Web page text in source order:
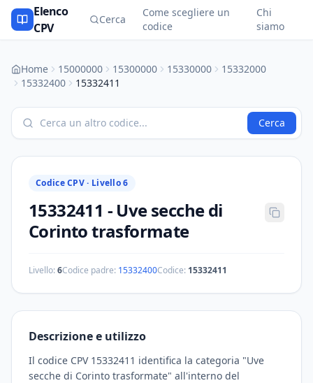
Elenco
CPV
Cerca
Come scegliere un
codice
Chi
siamo
Home 15000000 15300000 15330000
15332000
15332400
15332411
Cerca
Codice CPV · Livello 6
15332411 - Uve secche di
Corinto trasformate
Livello:6Codice padre: 15332400Codice: 15332411
Descrizione e utilizzo
Il codice CPV 15332411 identifica la categoria "Uve
secche di Corinto trasformate" all'interno del